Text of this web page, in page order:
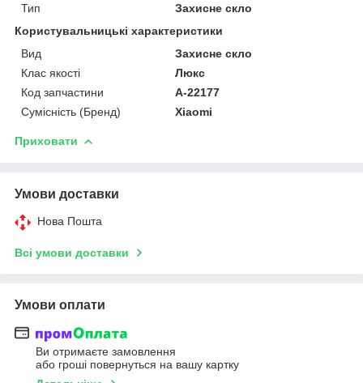
Тип
Захисне скло
Користувальницькі характеристики
Вид
Захисне скло
Клас якості
Люкс
Код запчастини
A-22177
Сумісність (Бренд)
Xiaomi
Приховати
Умови доставки
Нова Пошта
Всі умови доставки
Умови оплати
Ви отримаєте замовлення
або гроші повернуться на вашу картку